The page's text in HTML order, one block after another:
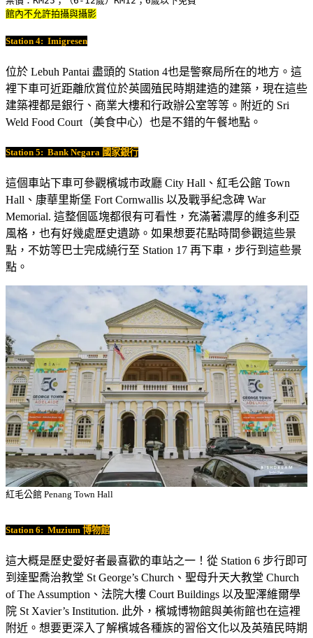
館內不允許拍攝與攝影
Station 4: Imigresen
位於 Lebuh Pantai 盡頭的 Station 4也是警察局所在的地方。這
裡下車可近距離欣賞位於英國殖民時期建造的建築，現在這些
建築裡都是銀行、商業大樓和行政辦公室等等。附近的 Sri
Weld Food Court（美食中心）也是不錯的午餐地點。
Station 5: Bank Negara 國家銀行
這個車站下車可參觀檳城市政廳 City Hall、紅毛公館 Town
Hall、康華里斯堡 Fort Cornwallis 以及戰爭紀念碑 War
Memorial. 這整個區塊都很有可看性，充滿著濃厚的維多利亞
風格，也有好幾處歷史遺跡。如果想要花點時間參觀這些景
點，不妨等巴士完成繞行至 Station 17 再下車，步行到這些景
點。
紅毛公館 Penang Town Hall
Station 6: Muzium 博物館
這大概是歷史愛好者最喜歡的車站之一！從 Station 6 步行即可
到達聖喬治教堂 St George’s Church、聖母升天大教堂 Church
of The Assumption、法院大樓 Court Buildings 以及聖澤維爾學
院 St Xavier’s Institution. 此外，檳城博物館與美術館也在這裡
附近。想要更深入了解檳城各種族的習俗文化以及英殖民時期